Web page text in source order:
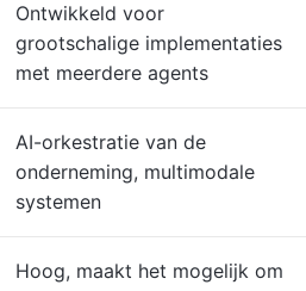
Ontwikkeld voor
grootschalige implementaties
met meerdere agents
AI-orkestratie van de
onderneming, multimodale
systemen
Hoog, maakt het mogelijk om